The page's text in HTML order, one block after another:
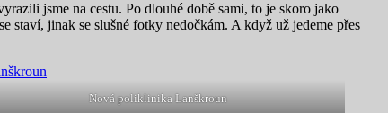
jsme na cestu. Po dlouhé době sami, to je skoro jako
staví, jinak se slušné fotky nedočkám. A když už jedeme přes
Nová poliklinika Lanškroun